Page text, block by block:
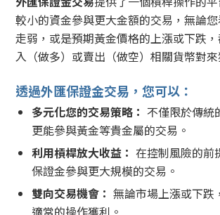
較小的資金參與更大金額的交易，無論
走弱，或是預期黃金價格的上漲或下跌
入（做多）或賣出（做空）相關貨幣對來
透過外匯保證金交易，您可以：
多元化您的交易策略： 不僅限於傳統
更能參與黃金等貴金屬的交易。
利用槓桿放大收益： 在控制風險的前
保證金參與更大規模的交易。
雙向交易機會： 無論市場上漲或下跌
適當的操作獲利。